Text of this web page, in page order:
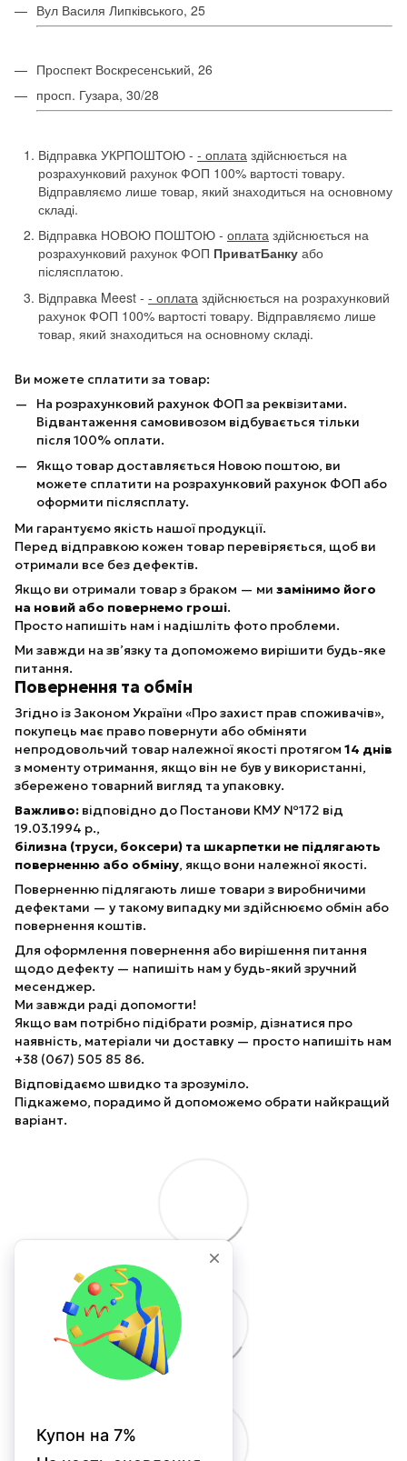
Вул Василя Липківського, 25
Проспект Воскресенський, 26
просп. Гузара, 30/28
Відправка УКРПОШТОЮ - - оплата здійснюється на
розрахунковий рахунок ФОП 100% вартості товару.
Відправляємо лише товар, який знаходиться на основному
складі.
Відправка НОВОЮ ПОШТОЮ - оплата здійснюється на
розрахунковий рахунок ФОП ПриватБанку або
післясплатою.
Відправка Meest - - оплата здійснюється на розрахунковий
рахунок ФОП 100% вартості товару. Відправляємо лише
товар, який знаходиться на основному складі.
Ви можете сплатити за товар:
На розрахунковий рахунок ФОП за реквізитами.
Відвантаження самовивозом відбувається тільки
після 100% оплати.
Якщо товар доставляється Новою поштою, ви
можете сплатити на розрахунковий рахунок ФОП або
оформити післясплату.
Ми гарантуємо якість нашої продукції.
Перед відправкою кожен товар перевіряється, щоб ви
отримали все без дефектів.
Якщо ви отримали товар з браком — ми замінимо його
на новий або повернемо гроші.
Просто напишіть нам і надішліть фото проблеми.
Ми завжди на зв’язку та допоможемо вирішити будь-яке
питання.
Повернення та обмін
Згідно із Законом України «Про захист прав споживачів»,
покупець має право повернути або обміняти
непродовольчий товар належної якості протягом 14 днів
з моменту отримання, якщо він не був у використанні,
збережено товарний вигляд та упаковку.
Важливо: відповідно до Постанови КМУ №172 від
19.03.1994 р.,
білизна (труси, боксери) та шкарпетки не підлягають
поверненню або обміну, якщо вони належної якості.
Поверненню підлягають лише товари з виробничими
дефектами — у такому випадку ми здійснюємо обмін або
повернення коштів.
Для оформлення повернення або вирішення питання
щодо дефекту — напишіть нам у будь-який зручний
месенджер.
Ми завжди раді допомогти!
Якщо вам потрібно підібрати розмір, дізнатися про
наявність, матеріали чи доставку — просто напишіть нам
+38 (067) 505 85 86.
Відповідаємо швидко та зрозуміло.
Підкажемо, порадимо й допоможемо обрати найкращий
варіант.